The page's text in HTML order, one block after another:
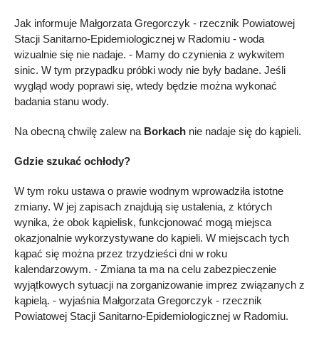
Jak informuje Małgorzata Gregorczyk - rzecznik Powiatowej
Stacji Sanitarno-Epidemiologicznej w Radomiu - woda
wizualnie się nie nadaje. - Mamy do czynienia z wykwitem
sinic. W tym przypadku próbki wody nie były badane. Jeśli
wygląd wody poprawi się, wtedy będzie można wykonać
badania stanu wody.
Na obecną chwilę zalew na Borkach nie nadaje się do kąpieli.
Gdzie szukać ochłody?
W tym roku ustawa o prawie wodnym wprowadziła istotne
zmiany. W jej zapisach znajdują się ustalenia, z których
wynika, że obok kąpielisk, funkcjonować mogą miejsca
okazjonalnie wykorzystywane do kąpieli. W miejscach tych
kąpać się można przez trzydzieści dni w roku
kalendarzowym. - Zmiana ta ma na celu zabezpieczenie
wyjątkowych sytuacji na zorganizowanie imprez związanych z
kąpielą. - wyjaśnia Małgorzata Gregorczyk - rzecznik
Powiatowej Stacji Sanitarno-Epidemiologicznej w Radomiu.